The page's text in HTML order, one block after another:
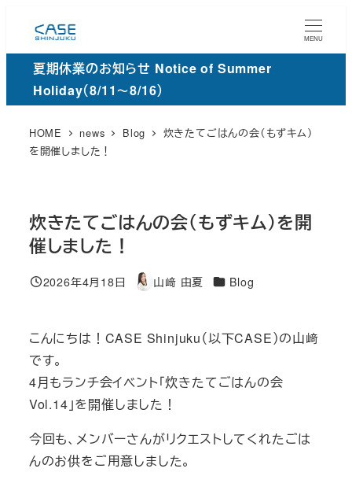
ン
MENU
夏期休業のお知らせ Notice of Summer
Holiday（8/11～8/16）
HOME news Blog
炊きたてごはんの会（もずキム）
を開催しました！
炊きたてごはんの会（もずキム）を開
催しました！
投稿日
2026年4月18日
著
山﨑 由夏
カ
リ
Blog
こんにちは！CASE Shinjuku（以下CASE）の山﨑
です。
4月もランチ会イベント「炊きたてごはんの会
Vol.14」を開催しました！
今回も、メンバーさんがリクエストしてくれたごは
んのお供をご用意しました。